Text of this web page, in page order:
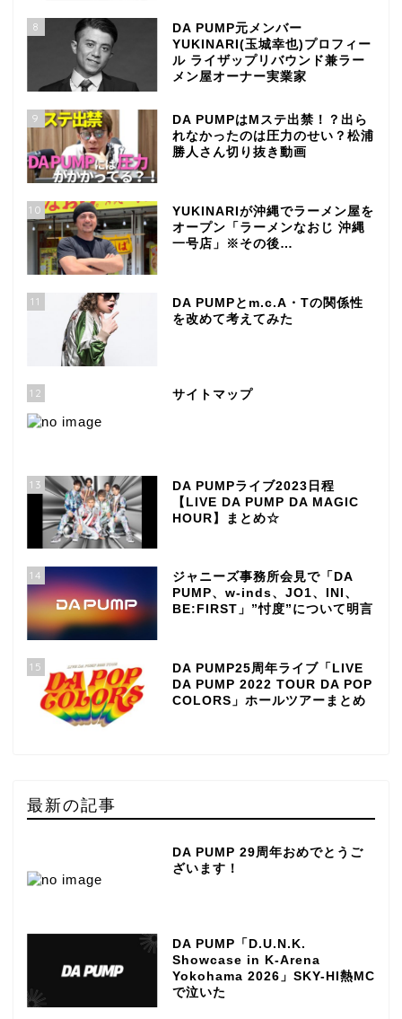
8
DA PUMP元メンバー
YUKINARI(玉城幸也)プロフィー
ル ライザップリバウンド兼ラー
メン屋オーナー実業家
9
DA PUMPはMステ出禁！？出ら
れなかったのは圧力のせい？松浦
勝人さん切り抜き動画
10
YUKINARIが沖縄でラーメン屋を
オープン「ラーメンなおじ 沖縄
一号店」※その後…
11
DA PUMPとm.c.A・Tの関係性
を改めて考えてみた
12 サイトマップ
13
DA PUMPライブ2023日程
【LIVE DA PUMP DA MAGIC
HOUR】まとめ☆
14
ジャニーズ事務所会見で「DA
PUMP、w-inds、JO1、INI、
BE:FIRST」”忖度”について明言
15
DA PUMP25周年ライブ「LIVE
DA PUMP 2022 TOUR DA POP
COLORS」ホールツアーまとめ
最新の記事
DA PUMP 29周年おめでとうご
ざいます！
DA PUMP「D.U.N.K.
Showcase in K-Arena
Yokohama 2026」SKY-HI熱MC
で泣いた